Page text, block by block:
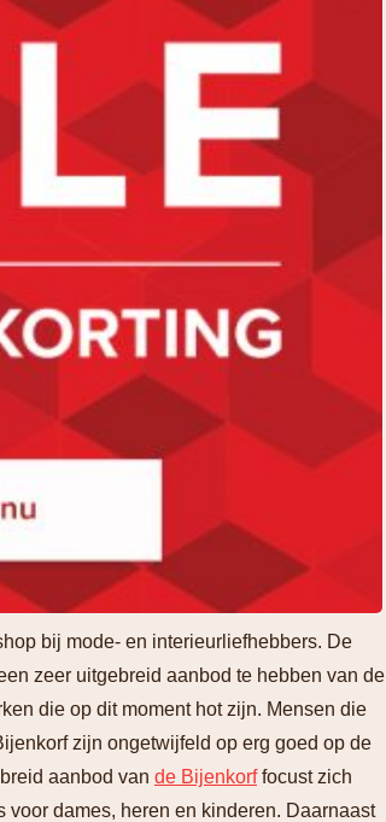
bij mode- en interieurliefhebbers. De
zeer uitgebreid aanbod te hebben van de
die op dit moment hot zijn. Mensen die
zijn ongetwijfeld op erg goed op de
aanbod van de Bijenkorffocust zich
dames, heren en kinderen. Daarnaast